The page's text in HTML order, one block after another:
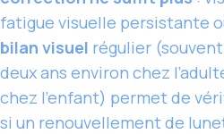
fatigue visuelle persistante
bilan visuel régulier
deux ans environ chez
chez l’enfant) permet de
si un renouvellement de